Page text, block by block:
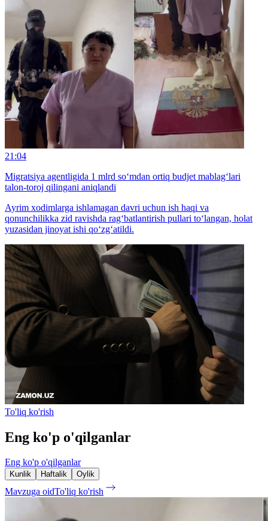
21:04
Migratsiya agentligida 1 mlrd so‘mdan ortiq budjet mablag‘lari
talon-toroj qilingani aniqlandi
Ayrim xodimlarga ishlamagan davri uchun ish haqi va
qonunchilikka zid ravishda rag‘batlantirish pullari to‘langan, holat
yuzasidan jinoyat ishi qo‘zg‘atildi.
To'liq ko'rish
Eng ko'p o'qilganlar
Eng ko'p o'qilganlar
Kunlik Haftalik Oylik
Mavzuga oidTo'liq ko'rish